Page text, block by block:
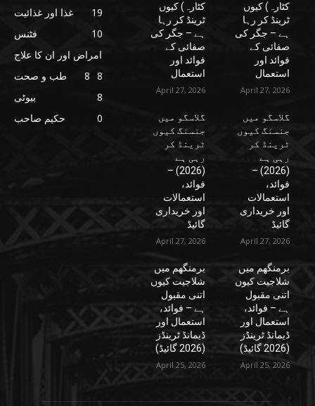
کٹارہ) کیوں
ٹرینڈ کر رہا
ہے – جگر کی
صفائی کے
فوائد اور
استعمال
April 27, 2026
گلاسگو میں
جنسنگ کیوں
ٹرینڈ کر
رہی ہے
(2026) –
فوائد،
استعمالات
اور خریداری
گائیڈ
April 27, 2026
برمنگھم میں
شلاجیت کیوں
اتنی مقبول
ہے – فوائد،
استعمال اور
ڈیمانڈ ٹرینڈز
(2026 گائیڈ)
April 25, 2026
کٹارہ) کیوں
ٹرینڈ کر رہا
ہے – جگر کی
صفائی کے
فوائد اور
استعمال
April 27, 2026
گلاسگو میں
جنسنگ کیوں
ٹرینڈ کر
رہی ہے
(2026) –
فوائد،
استعمالات
اور خریداری
گائیڈ
April 27, 2026
برمنگھم میں
شلاجیت کیوں
اتنی مقبول
ہے – فوائد،
استعمال اور
ڈیمانڈ ٹرینڈز
(2026 گائیڈ)
April 25, 2026
غذا اور غذائیت
19
فٹنس
10
امراض اور ان کا علاج
8
طب و صحت
8
بیوٹی
8
حکیم صاحب
0